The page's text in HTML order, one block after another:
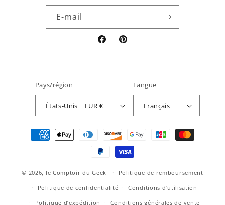
E-mail
FacebookPinterest
Pays/région
États-Unis | EUR €
Langue
Français
Moyens
© 2026, le Comptoir du Geek
Politique de remboursement
Politique de confidentialité
Conditions d’utilisation
Politique d’expédition
Conditions générales de vente